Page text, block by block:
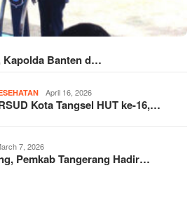
Kapolda Banten d…
April 16, 2026
Kota Tangsel HUT ke-16,…
7, 2026
Pemkab Tangerang Hadir…